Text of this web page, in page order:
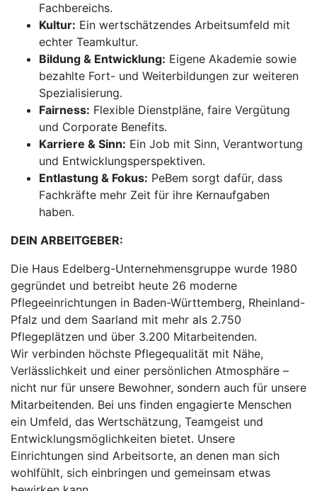
Fachbereichs.
Kultur: Ein wertschätzendes Arbeitsumfeld mit
echter Teamkultur.
Bildung & Entwicklung: Eigene Akademie sowie
bezahlte Fort- und Weiterbildungen zur weiteren
Spezialisierung.
Fairness: Flexible Dienstpläne, faire Vergütung
und Corporate Benefits.
Karriere & Sinn: Ein Job mit Sinn, Verantwortung
und Entwicklungsperspektiven.
Entlastung & Fokus: PeBem sorgt dafür, dass
Fachkräfte mehr Zeit für ihre Kernaufgaben
haben.
DEIN ARBEITGEBER:
Die Haus Edelberg-Unternehmensgruppe wurde 1980
gegründet und betreibt heute 26 moderne
Pflegeeinrichtungen in Baden-Württemberg, Rheinland-
Pfalz und dem Saarland mit mehr als 2.750
Pflegeplätzen und über 3.200 Mitarbeitenden.
Wir verbinden höchste Pflegequalität mit Nähe,
Verlässlichkeit und einer persönlichen Atmosphäre –
nicht nur für unsere Bewohner, sondern auch für unsere
Mitarbeitenden. Bei uns finden engagierte Menschen
ein Umfeld, das Wertschätzung, Teamgeist und
Entwicklungsmöglichkeiten bietet. Unsere
Einrichtungen sind Arbeitsorte, an denen man sich
wohlfühlt, sich einbringen und gemeinsam etwas